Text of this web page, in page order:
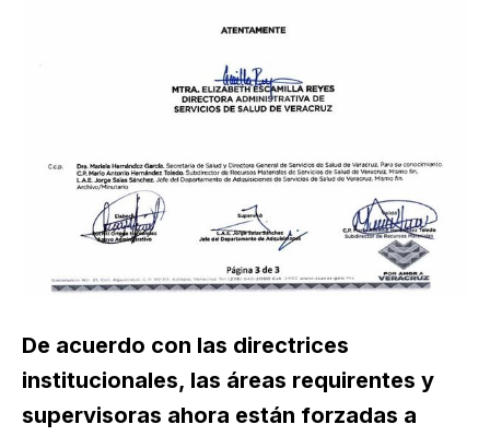
De acuerdo con las directrices
institucionales, las áreas requirentes y
supervisoras ahora están forzadas a